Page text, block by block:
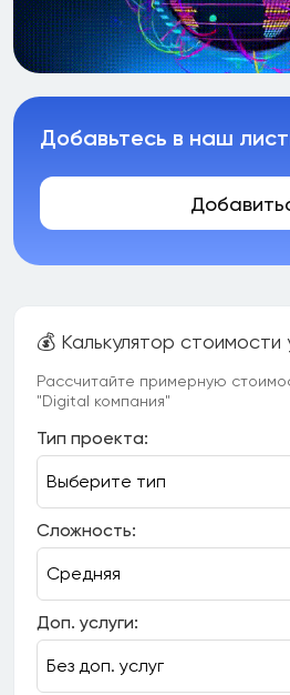
Добавьтесь в наш
💰 Калькулятор стоимости
Рассчитайте примерную
"Digital компания"
Тип проекта:
Сложность:
Доп. услуги: